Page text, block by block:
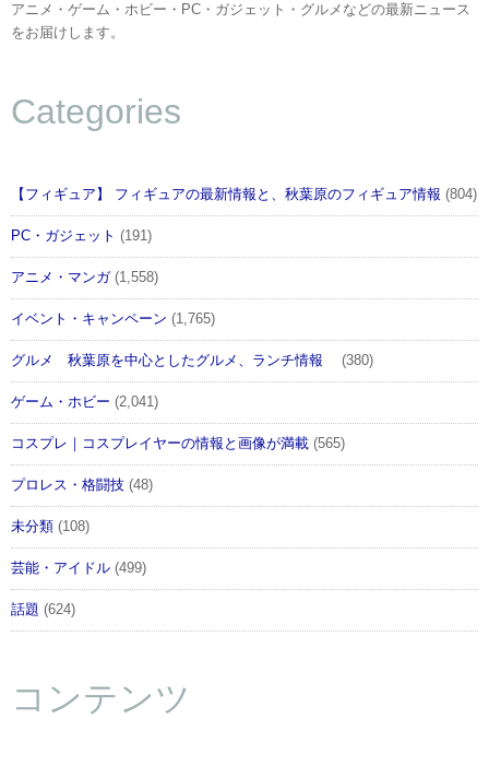
アニメ・ゲーム・ホビー・PC・ガジェット・グルメなどの最新ニュース
をお届けします。
Categories
【フィギュア】 フィギュアの最新情報と、秋葉原のフィギュア情報 (804)
PC・ガジェット (191)
アニメ・マンガ(1,558)
イベント・キャンペーン (1,765)
グルメ 秋葉原を中心としたグルメ、ランチ情報 (380)
ゲーム・ホビー (2,041)
コスプレ｜コスプレイヤーの情報と画像が満載 (565)
プロレス・格闘技 (48)
未分類 (108)
芸能・アイドル (499)
話題 (624)
コンテンツ